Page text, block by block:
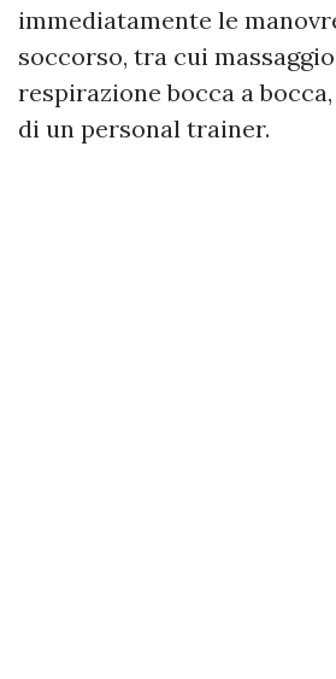
immediatamente le
soccorso, tra cui
respirazione bocca a
di un personal trainer.